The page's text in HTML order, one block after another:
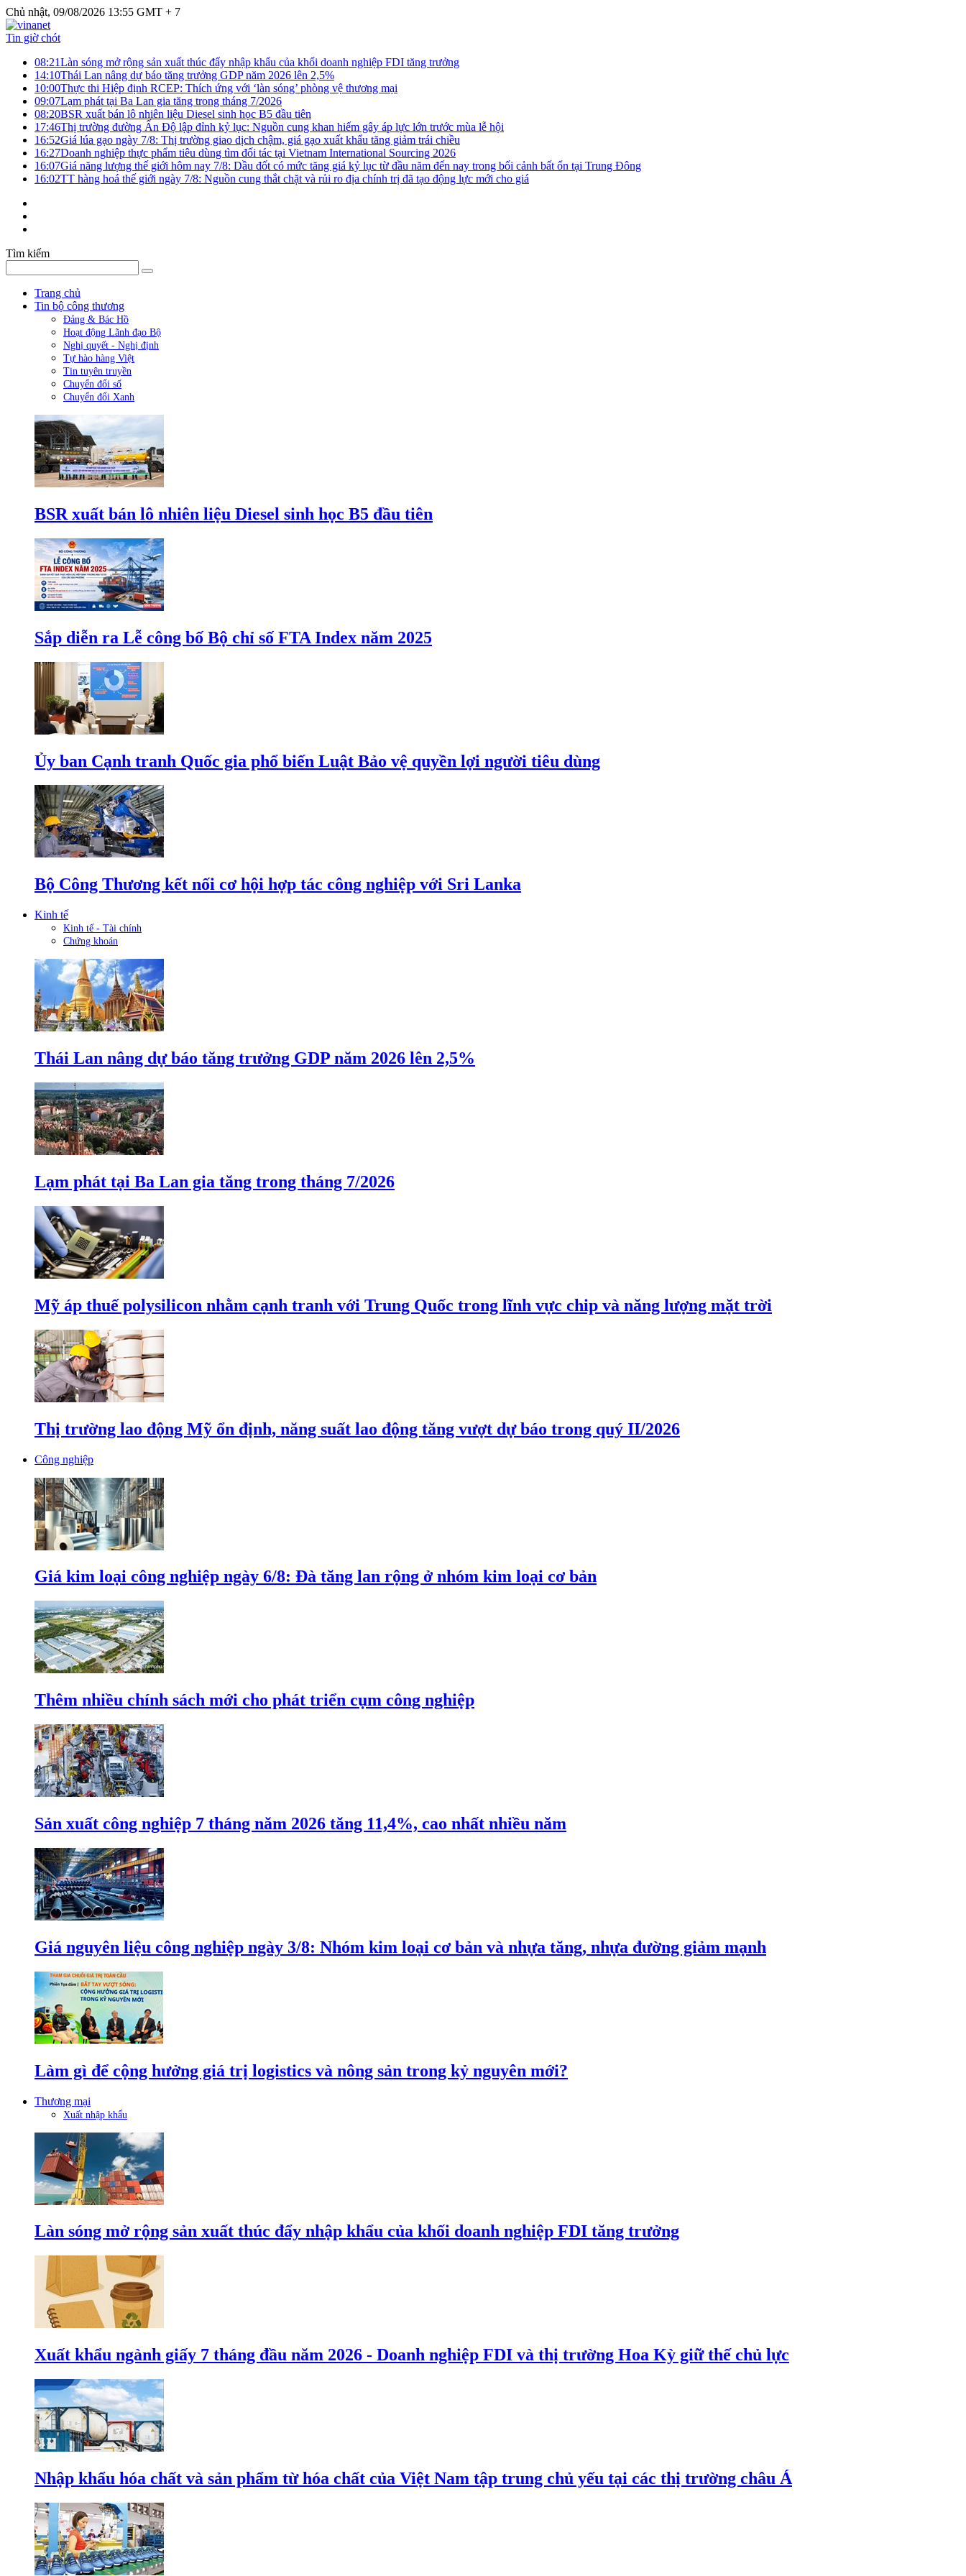
Chủ nhật, 09/08/2026 13:55 GMT + 7
Tin giờ chót
08:21Làn sóng mở rộng sản xuất thúc đẩy nhập khẩu của khối doanh nghiệp FDI tăng trưởng
14:10Thái Lan nâng dự báo tăng trưởng GDP năm 2026 lên 2,5%
10:00Thực thi Hiệp định RCEP: Thích ứng với ‘làn sóng’ phòng vệ thương mại
09:07Lạm phát tại Ba Lan gia tăng trong tháng 7/2026
08:20BSR xuất bán lô nhiên liệu Diesel sinh học B5 đầu tiên
17:46Thị trường đường Ấn Độ lập đỉnh kỷ lục: Nguồn cung khan hiếm gây áp lực lớn trước mùa lễ hội
16:52Giá lúa gạo ngày 7/8: Thị trường giao dịch chậm, giá gạo xuất khẩu tăng giảm trái chiều
16:27Doanh nghiệp thực phẩm tiêu dùng tìm đối tác tại Vietnam International Sourcing 2026
16:07Giá năng lượng thế giới hôm nay 7/8: Dầu đốt có mức tăng giá kỷ lục từ đầu năm đến nay trong bối cảnh bất ổn tại Trung Đông
16:02TT hàng hoá thế giới ngày 7/8: Nguồn cung thắt chặt và rủi ro địa chính trị đã tạo động lực mới cho giá
Tìm kiếm
Trang chủ
Tin bộ công thương
Đảng & Bác Hồ
Hoạt động Lãnh đạo Bộ
Nghị quyết - Nghị định
Tự hào hàng Việt
Tin tuyên truyền
Chuyển đổi số
Chuyển đổi Xanh
BSR xuất bán lô nhiên liệu Diesel sinh học B5 đầu tiên
Sắp diễn ra Lễ công bố Bộ chỉ số FTA Index năm 2025
Ủy ban Cạnh tranh Quốc gia phổ biến Luật Bảo vệ quyền lợi người tiêu dùng
Bộ Công Thương kết nối cơ hội hợp tác công nghiệp với Sri Lanka
Kinh tế
Kinh tế - Tài chính
Chứng khoán
Thái Lan nâng dự báo tăng trưởng GDP năm 2026 lên 2,5%
Lạm phát tại Ba Lan gia tăng trong tháng 7/2026
Mỹ áp thuế polysilicon nhằm cạnh tranh với Trung Quốc trong lĩnh vực chip và năng lượng mặt trời
Thị trường lao động Mỹ ổn định, năng suất lao động tăng vượt dự báo trong quý II/2026
Công nghiệp
Giá kim loại công nghiệp ngày 6/8: Đà tăng lan rộng ở nhóm kim loại cơ bản
Thêm nhiều chính sách mới cho phát triển cụm công nghiệp
Sản xuất công nghiệp 7 tháng năm 2026 tăng 11,4%, cao nhất nhiều năm
Giá nguyên liệu công nghiệp ngày 3/8: Nhóm kim loại cơ bản và nhựa tăng, nhựa đường giảm mạnh
Làm gì để cộng hưởng giá trị logistics và nông sản trong kỷ nguyên mới?
Thương mại
Xuất nhập khẩu
Làn sóng mở rộng sản xuất thúc đẩy nhập khẩu của khối doanh nghiệp FDI tăng trưởng
Xuất khẩu ngành giấy 7 tháng đầu năm 2026 - Doanh nghiệp FDI và thị trường Hoa Kỳ giữ thế chủ lực
Nhập khẩu hóa chất và sản phẩm từ hóa chất của Việt Nam tập trung chủ yếu tại các thị trường châu Á